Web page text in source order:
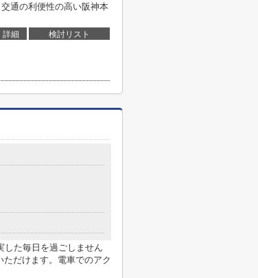
通の利便性の高い阪神本
詳細 検討リスト
した毎日を過ごしません
だけます。電車でのアク